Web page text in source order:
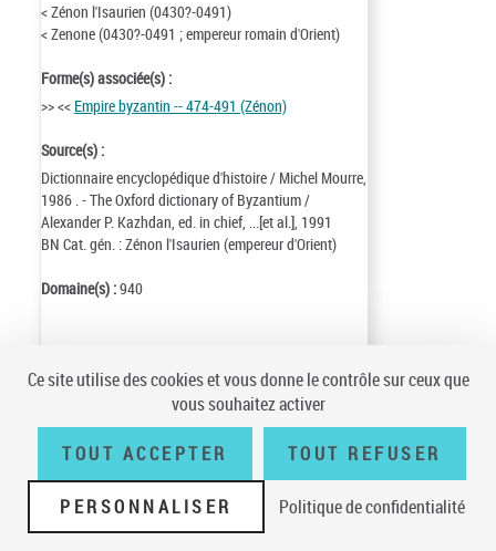
< Zénon l'Isaurien (0430?-0491)
< Zenone (0430?-0491 ; empereur romain d'Orient)
Forme(s) associée(s) :
>> << Empire byzantin -- 474-491 (Zénon)
Source(s) :
Dictionnaire encyclopédique d'histoire / Michel Mourre,
1986 . - The Oxford dictionary of Byzantium /
Alexander P. Kazhdan, ed. in chief, ...[et al.], 1991
BN Cat. gén. : Zénon l'Isaurien (empereur d'Orient)
Domaine(s) :940
Notice n° :FRBNF16003358
Mise à jour :25/10/14
Conditions générales d'utilisation | A propos | Plan du site |
Écrire à la
BnF | Accessibilité (non conforme) | V 23.1.0
Ce site utilise des cookies et vous donne le contrôle sur ceux que
vous souhaitez activer
TOUT ACCEPTER TOUT REFUSER
PERSONNALISER Politique de confidentialité